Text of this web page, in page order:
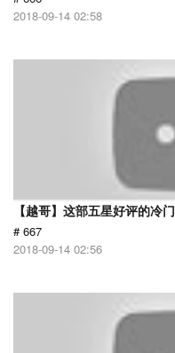
2018-09-14 02:58
【越哥】这部五星好评的冷
# 667
2018-09-14 02:56